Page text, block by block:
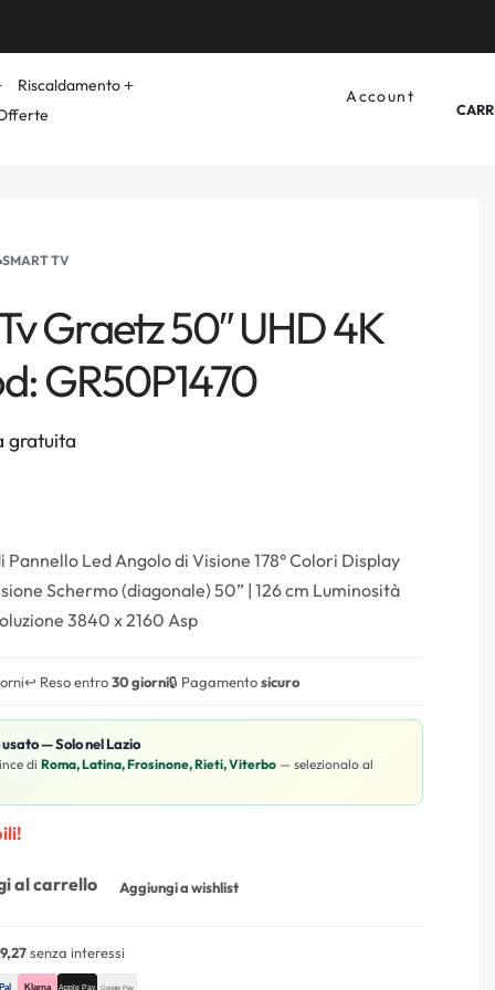
Riscaldamento
Account
›SMART TV
Graetz 50″ UHD 4K
GR50P1470
gratuita
Pannello Led Angolo di Visione 178° Colori Display
Schermo (diagonale) 50” | 126 cm Luminosità
3840 x 2160 Asp
↩️ Reso entro30 giorni🔒 Pagamentosicuro
— Solo nel Lazio
di Roma, Latina, Frosinone, Rieti, Viterbo — selezionalo al
al carrello Aggiungi a wishlist
senza interessi